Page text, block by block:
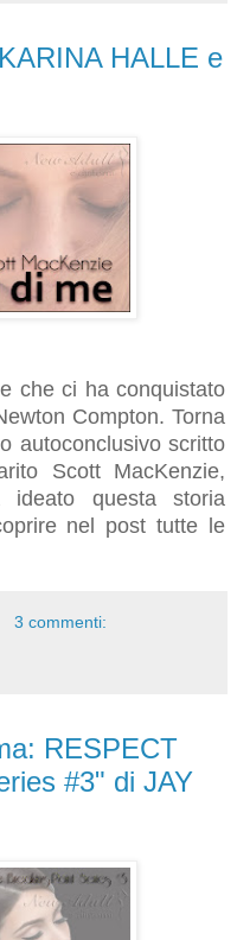
HALLE e
che ci ha conquistato
Compton. Torna
autoconclusivo scritto
Scott MacKenzie,
questa storia
nel post tutte le
3 commenti:
RESPECT
#3" di JAY